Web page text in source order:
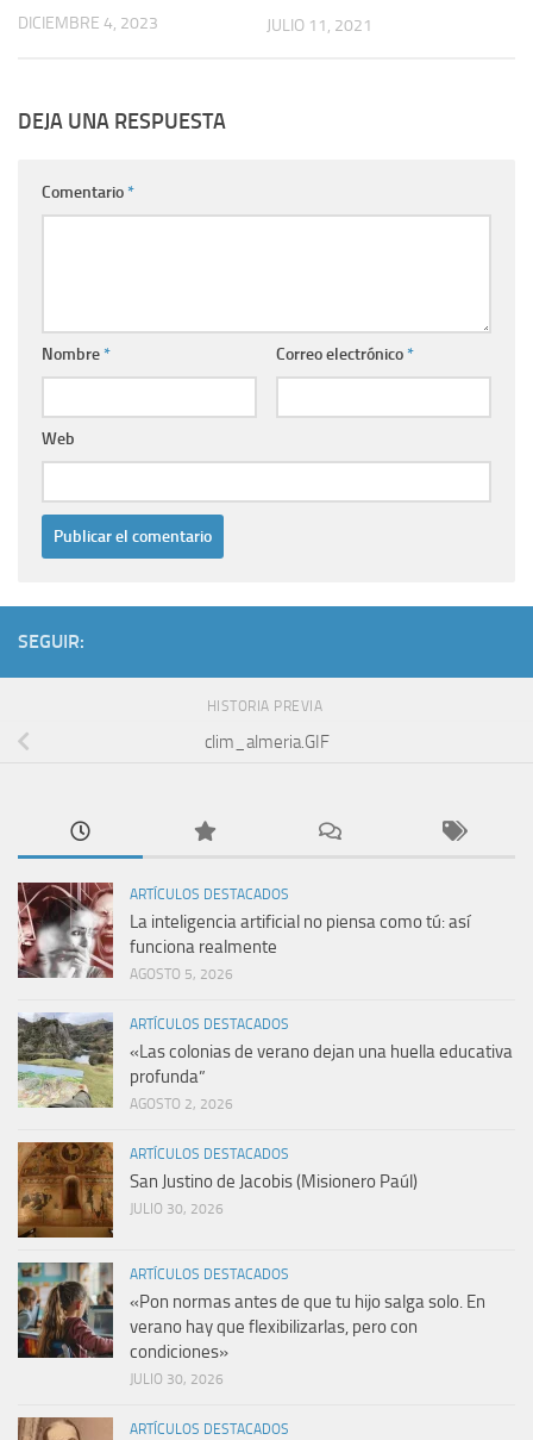
DICIEMBRE 4, 2023 JULIO 11, 2021
DEJA UNA RESPUESTA
Comentario*
Nombre* Correo electrónico*
Web
SEGUIR:
HISTORIA PREVIA
clim_almeria.GIF
ARTÍCULOS DESTACADOS
La inteligencia artificial no piensa como tú: así
funciona realmente
AGOSTO 5, 2026
ARTÍCULOS DESTACADOS
«Las colonias de verano dejan una huella educativa
profunda”
AGOSTO 2, 2026
ARTÍCULOS DESTACADOS
San Justino de Jacobis (Misionero Paúl)
JULIO 30, 2026
ARTÍCULOS DESTACADOS
«Pon normas antes de que tu hijo salga solo. En
verano hay que flexibilizarlas, pero con
condiciones»
JULIO 30, 2026
ARTÍCULOS DESTACADOS